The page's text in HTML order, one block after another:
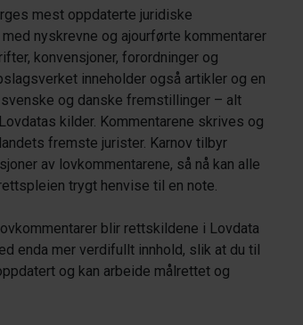
mest oppdaterte juridiske
nyskrevne og ajourførte kommentarer
konvensjoner, forordninger og
inneholder også artikler og en
og danske fremstillinger – alt
kilder. Kommentarene skrives og
fremste jurister. Karnov tilbyr
av lovkommentarene, så nå kan alle
trygt henvise til en note.
blir rettskildene i Lovdata
enda mer verdifullt innhold, slik at du til
og kan arbeide målrettet og